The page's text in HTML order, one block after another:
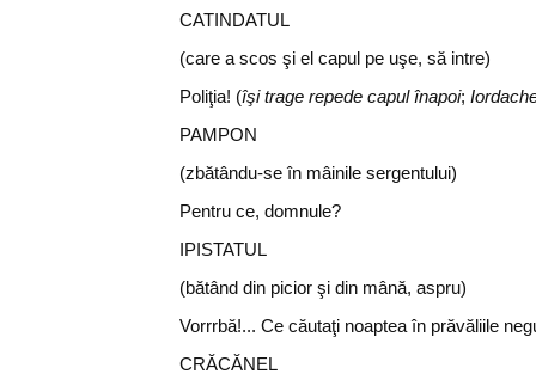
CATINDATUL
(care a scos şi el capul pe uşe, să intre)
Poliţia! (îşi trage repede capul înapoi;
PAMPON
(zbătându-se în mâinile sergentului)
Pentru ce, domnule?
IPISTATUL
(bătând din picior şi din mână, aspru)
Vorrrbă!... Ce căutaţi noaptea în prăvăliile
CRĂCĂNEL